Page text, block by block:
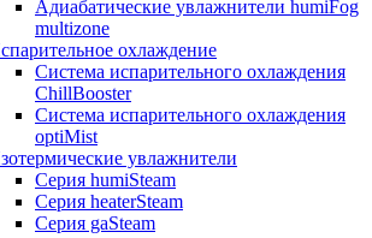
Адиабатические увлажнители humiFog
multizone
охлаждение
Система испарительного охлаждения
ChillBooster
Система испарительного охлаждения
optiMist
увлажнители
Серия humiSteam
Серия heaterSteam
Серия gaSteam